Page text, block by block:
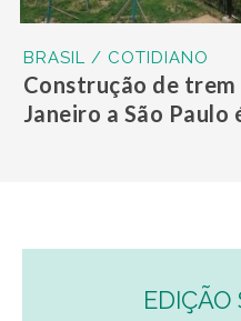
BRASIL / COTIDIANO
Construção de
Janeiro a São Paulo